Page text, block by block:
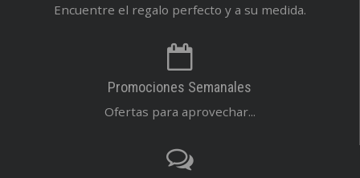
Encuentre el regalo perfecto y a su medida.
Promociones Semanales
Ofertas para aprovechar...